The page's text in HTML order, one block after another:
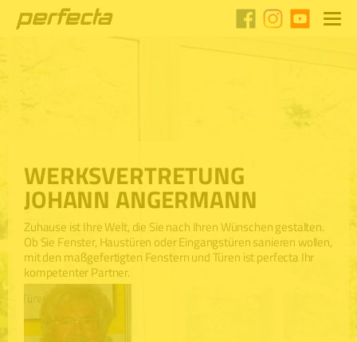
WERKSVERTRETUNG
JOHANN ANGERMANN
Zuhause ist Ihre Welt, die Sie nach Ihren Wünschen gestalten.
Ob Sie Fenster, Haustüren oder Eingangstüren sanieren wollen,
mit den maßgefertigten Fenstern und Türen ist perfecta Ihr
kompetenter Partner.